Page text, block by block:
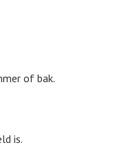
of bak.
is.